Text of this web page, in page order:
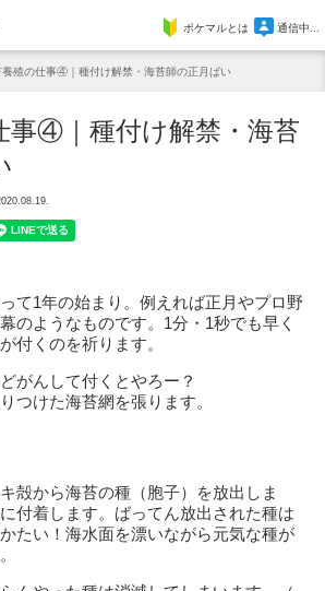
Pocket Marcheポケマルとは 通信中...
養殖の仕事④｜種付け解禁・海苔師の正月ばい
事④｜種付け解禁・海苔
て1年の始まり。例えれば正月やプロ野
のようなものです。1分・ 1秒でも早く
付くのを祈ります。
がんして付くとやろー？
つけた海苔網を張ります。
殻から海苔の種（胞子）を放出しま
付着します。 ばってん放出された種は
たい！ 海水面を漂いながら元気な種が